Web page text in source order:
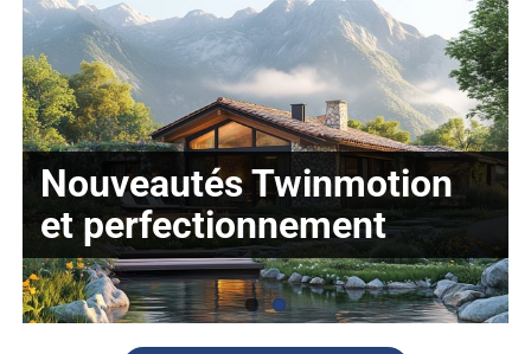
Twinmotion initiation
Nouveautés Twinmotion
et perfectionnement